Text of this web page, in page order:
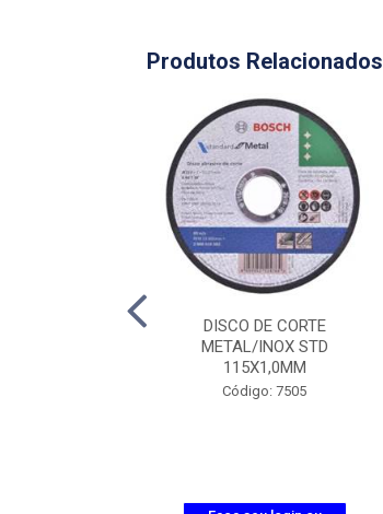
Produtos Relacionados
DISCO DE CORTE
METAL/INOX STD
115X1,0MM
Código: 7505